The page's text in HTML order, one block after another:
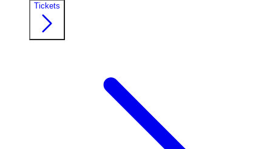
Tickets